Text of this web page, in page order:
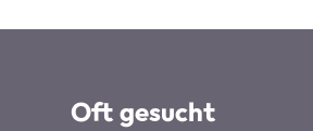
Oft gesucht